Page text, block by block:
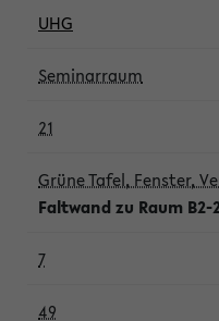
UHG
Seminarraum
21
Grüne Tafel, Fenster,
Faltwand zu Raum B2-
7
49